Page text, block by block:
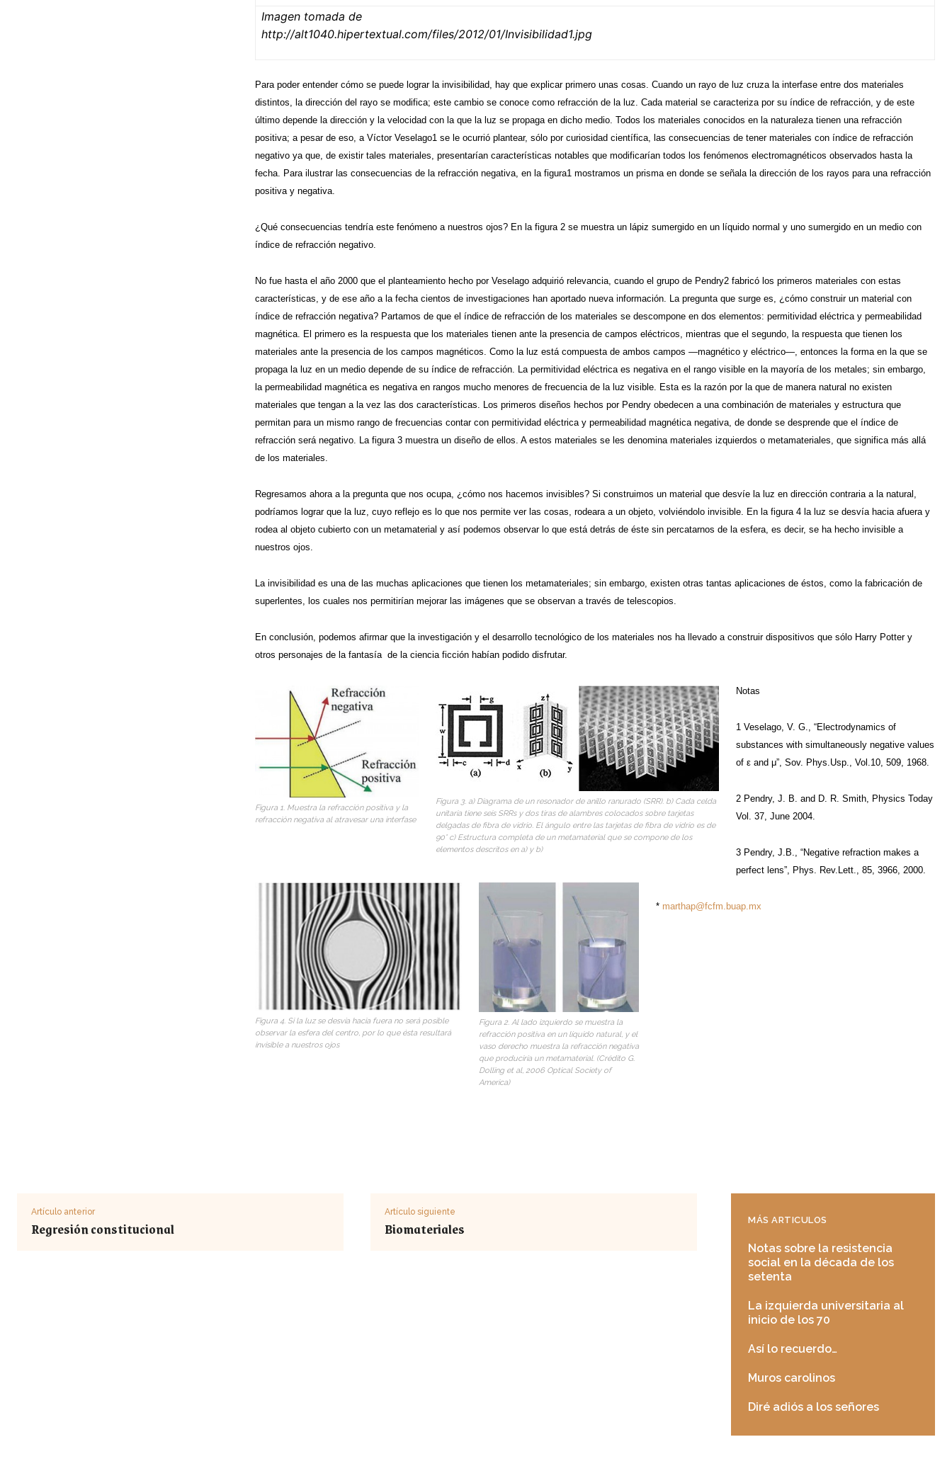
Imagen tomada de
http://alt1040.hipertextual.com/files/2012/01/Invisibilidad1.jpg
Para poder entender cómo se puede lograr la invisibilidad, hay que explicar primero unas cosas. Cuando un rayo de luz cruza la interfase entre dos materiales
distintos, la dirección del rayo se modifica; este cambio se conoce como refracción de la luz. Cada material se caracteriza por su índice de refracción, y de este
último depende la dirección y la velocidad con la que la luz se propaga en dicho medio. Todos los materiales conocidos en la naturaleza tienen una refracción
positiva; a pesar de eso, a Víctor Veselago1 se le ocurrió plantear, sólo por curiosidad científica, las consecuencias de tener materiales con índice de refracción
negativo ya que, de existir tales materiales, presentarían características notables que modificarían todos los fenómenos electromagnéticos observados hasta la
fecha. Para ilustrar las consecuencias de la refracción negativa, en la figura1 mostramos un prisma en donde se señala la dirección de los rayos para una refracción
positiva y negativa.
¿Qué consecuencias tendría este fenómeno a nuestros ojos? En la figura 2 se muestra un lápiz sumergido en un líquido normal y uno sumergido en un medio con
índice de refracción negativo.
No fue hasta el año 2000 que el planteamiento hecho por Veselago adquirió relevancia, cuando el grupo de Pendry2 fabricó los primeros materiales con estas
características, y de ese año a la fecha cientos de investigaciones han aportado nueva información. La pregunta que surge es, ¿cómo construir un material con
índice de refracción negativa? Partamos de que el índice de refracción de los materiales se descompone en dos elementos: permitividad eléctrica y permeabilidad
magnética. El primero es la respuesta que los materiales tienen ante la presencia de campos eléctricos, mientras que el segundo, la respuesta que tienen los
materiales ante la presencia de los campos magnéticos. Como la luz está compuesta de ambos campos —magnético y eléctrico—, entonces la forma en la que se
propaga la luz en un medio depende de su índice de refracción. La permitividad eléctrica es negativa en el rango visible en la mayoría de los metales; sin embargo,
la permeabilidad magnética es negativa en rangos mucho menores de frecuencia de la luz visible. Esta es la razón por la que de manera natural no existen
materiales que tengan a la vez las dos características. Los primeros diseños hechos por Pendry obedecen a una combinación de materiales y estructura que
permitan para un mismo rango de frecuencias contar con permitividad eléctrica y permeabilidad magnética negativa, de donde se desprende que el índice de
refracción será negativo. La figura 3 muestra un diseño de ellos. A estos materiales se les denomina materiales izquierdos o metamateriales, que significa más allá
de los materiales.
Regresamos ahora a la pregunta que nos ocupa, ¿cómo nos hacemos invisibles? Si construimos un material que desvíe la luz en dirección contraria a la natural,
podríamos lograr que la luz, cuyo reflejo es lo que nos permite ver las cosas, rodeara a un objeto, volviéndolo invisible. En la figura 4 la luz se desvía hacia afuera y
rodea al objeto cubierto con un metamaterial y así podemos observar lo que está detrás de éste sin percatarnos de la esfera, es decir, se ha hecho invisible a
nuestros ojos.
La invisibilidad es una de las muchas aplicaciones que tienen los metamateriales; sin embargo, existen otras tantas aplicaciones de éstos, como la fabricación de
superlentes, los cuales nos permitirían mejorar las imágenes que se observan a través de telescopios.
En conclusión, podemos afirmar que la investigación y el desarrollo tecnológico de los materiales nos ha llevado a construir dispositivos que sólo Harry Potter y
otros personajes de la fantasía de la ciencia ficción habían podido disfrutar.
Figura 1. Muestra la refracción positiva y la
refracción negativa al atravesar una interfase
Figura 3. a) Diagrama de un resonador de anillo ranurado (SRR). b) Cada celda
unitaria tiene seis SRRs y dos tiras de alambres colocados sobre tarjetas
delgadas de fibra de vidrio. El ángulo entre las tarjetas de fibra de vidrio es de
90° c) Estructura completa de un metamaterial que se compone de los
elementos descritos en a) y b)
Figura 4. Si la luz se desvía hacia fuera no será posible
observar la esfera del centro, por lo que ésta resultará
invisible a nuestros ojos
Figura 2. Al lado izquierdo se muestra la
refracción positiva en un líquido natural, y el
vaso derecho muestra la refracción negativa
que produciría un metamaterial. (Crédito G.
Dolling et al, 2006 Optical Society of
America)
Notas
1 Veselago, V. G., “Electrodynamics of
substances with simultaneously negative values
of ε and μ”, Sov. Phys.Usp., Vol.10, 509, 1968.
2 Pendry, J. B. and D. R. Smith, Physics Today
Vol. 37, June 2004.
3 Pendry, J.B., “Negative refraction makes a
perfect lens”, Phys. Rev.Lett., 85, 3966, 2000.
* marthap@fcfm.buap.mx
Artículo anterior
Regresión constitucional
Artículo siguiente
Biomateriales MÁS ARTICULOS
Notas sobre la resistencia
social en la década de los
setenta
La izquierda universitaria al
inicio de los 70
Así lo recuerdo…
Muros carolinos
Diré adiós a los señores